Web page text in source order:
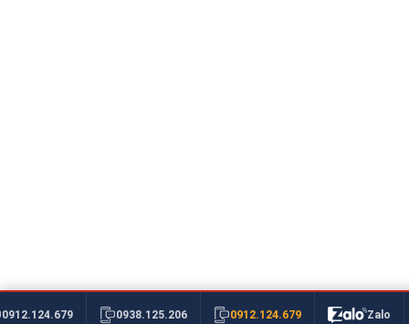
0912.124.679 0938.125.206 0912.124.679 Zalo